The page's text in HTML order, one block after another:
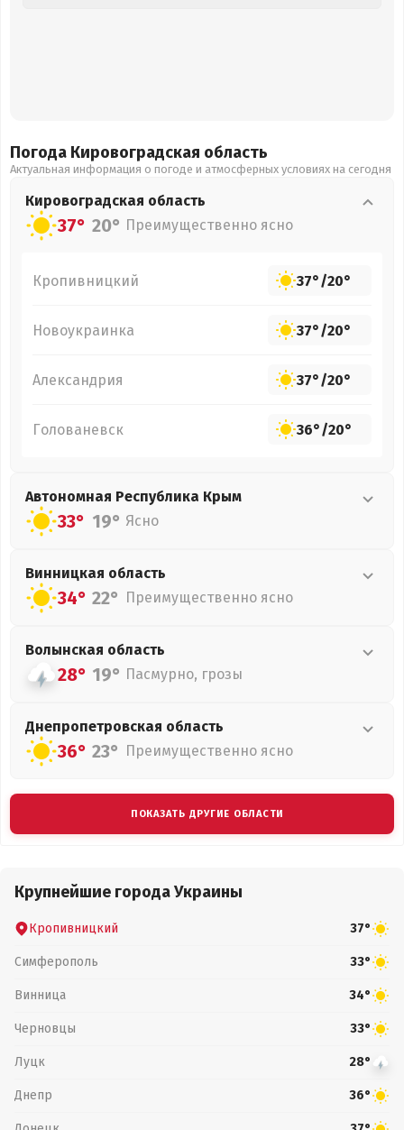
Погода Кировоградская область
Актуальная информация о погоде и атмосферных условиях на сегодня
Кировоградская область
37° 20° Преимущественно ясно
Кропивницкий 37°/20°
Новоукраинка 37°/20°
Александрия 37°/20°
Голованевск 36°/20°
Автономная Республика Крым
33° 19° Ясно
Винницкая область
34° 22° Преимущественно ясно
Волынская область
28° 19° Пасмурно, грозы
Днепропетровская область
36° 23° Преимущественно ясно
ПОКАЗАТЬ ДРУГИЕ ОБЛАСТИ
Крупнейшие города Украины
Кропивницкий 37°
Симферополь 33°
Винница 34°
Черновцы 33°
Луцк 28°
Днепр 36°